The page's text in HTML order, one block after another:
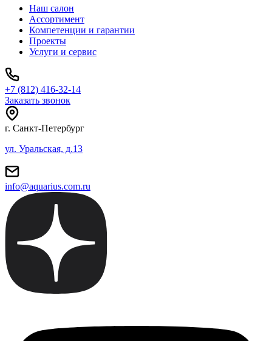
Наш салон
Ассортимент
Компетенции и гарантии
Проекты
Услуги и сервис
+7 (812) 416-32-14
Заказать звонок
г. Санкт-Петербург
ул. Уральская, д.13
info@aquarius.com.ru